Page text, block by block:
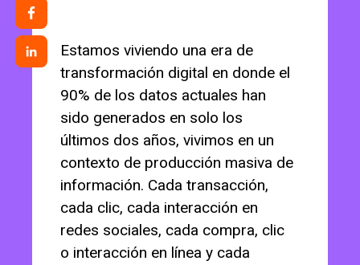
Estamos viviendo una era de
transformación digital en donde el
90% de los datos actuales han
sido generados en solo los
últimos dos años, vivimos en un
contexto de producción masiva de
información. Cada transacción,
cada clic, cada interacción en
redes sociales, cada compra, clic
o interacción en línea y cada